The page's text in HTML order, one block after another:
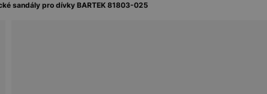
sandály pro dívky BARTEK 81803-025